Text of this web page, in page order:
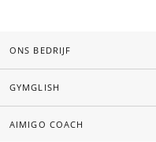
ONS BEDRIJF
GYMGLISH
AIMIGO COACH